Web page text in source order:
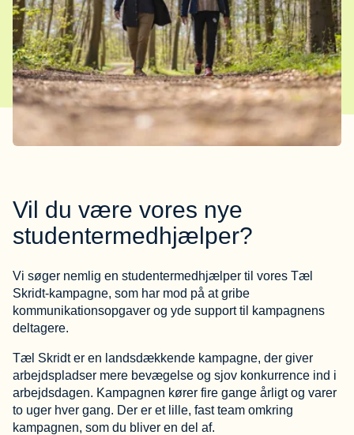
Vil du være vores nye
studentermedhjælper?
Vi søger nemlig en studentermedhjælper til vores Tæl
Skridt-kampagne, som har mod på at gribe
kommunikationsopgaver og yde support til kampagnens
deltagere.
Tæl Skridt er en landsdækkende kampagne, der giver
arbejdspladser mere bevægelse og sjov konkurrence ind i
arbejdsdagen. Kampagnen kører fire gange årligt og varer
to uger hver gang. Der er et lille, fast team omkring
kampagnen, som du bliver en del af.